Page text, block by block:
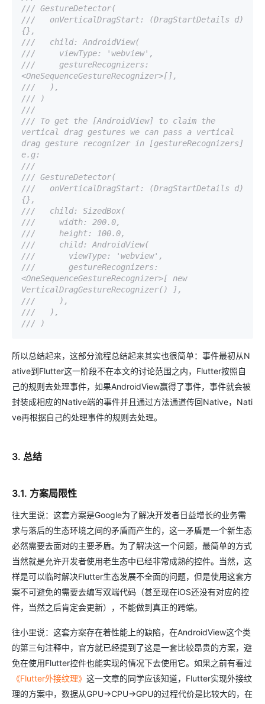
/// GestureDetector(
///
  onVerticalDragStart: (DragStartDetails d)
{},
///
  child: AndroidView(
///
    viewType: 'webview',
///
    gestureRecognizers:
<OneSequenceGestureRecognizer>[],
///
  ),
///
)
///
/// To get the [AndroidView] to claim the
vertical drag gestures we can pass a vertical
drag gesture recognizer in [gestureRecognizers]
e.g:
///
/// GestureDetector(
///
  onVerticalDragStart: (DragStartDetails d)
{},
///
  child: SizedBox(
///
    width: 200.0,
///
    height: 100.0,
///
    child: AndroidView(
///
      viewType: 'webview',
///
      gestureRecognizers:
<OneSequenceGestureRecognizer>[ new
VerticalDragGestureRecognizer() ],
///
    ),
///
  ),
///
)
所以总结起来，这部分流程总结起来其实也很简单：事件最初从N
ative到Flutter这一阶段不在本文的讨论范围之内，Flutter按照自
己的规则去处理事件，如果AndroidView赢得了事件，事件就会被
封装成相应的Native端的事件并且通过方法通道传回Native，Nati
ve再根据自己的处理事件的规则去处理。
3. 总结
3.1. 方案局限性
往大里说：这套方案是Google为了解决开发者日益增长的业务需
求与落后的生态环境之间的矛盾而产生的，这一矛盾是一个新生态
必然需要去面对的主要矛盾。为了解决这一个问题，最简单的方式
当然就是允许开发者使用老生态中已经非常成熟的控件。当然，这
样是可以临时解决Flutter生态发展不全面的问题，但是使用这套方
案不可避免的需要去编写双端代码（甚至现在iOS还没有对应的控
件，当然之后肯定会更新），不能做到真正的跨端。
往小里说：这套方案存在着性能上的缺陷，在AndroidView这个类
的第三句注释中，官方就已经提到了这是一套比较昂贵的方案，避
免在使用Flutter控件也能实现的情况下去使用它。如果之前有看过
《Flutter外接纹理》 这一文章的同学应该知道，Flutter实现外接纹
理的方案中，数据从GPU->CPU->GPU的过程代价是比较大的，在